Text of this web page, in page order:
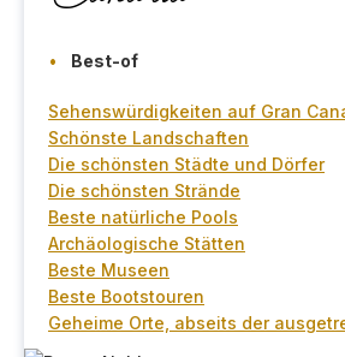
Best-of
Sehenswürdigkeiten auf Gran
Schönste Landschaften
Die schönsten Städte und Dörfer
Die schönsten Strände
Beste natürliche Pools
Archäologische Stätten
Beste Museen
Beste Bootstouren
Geheime Orte, abseits der